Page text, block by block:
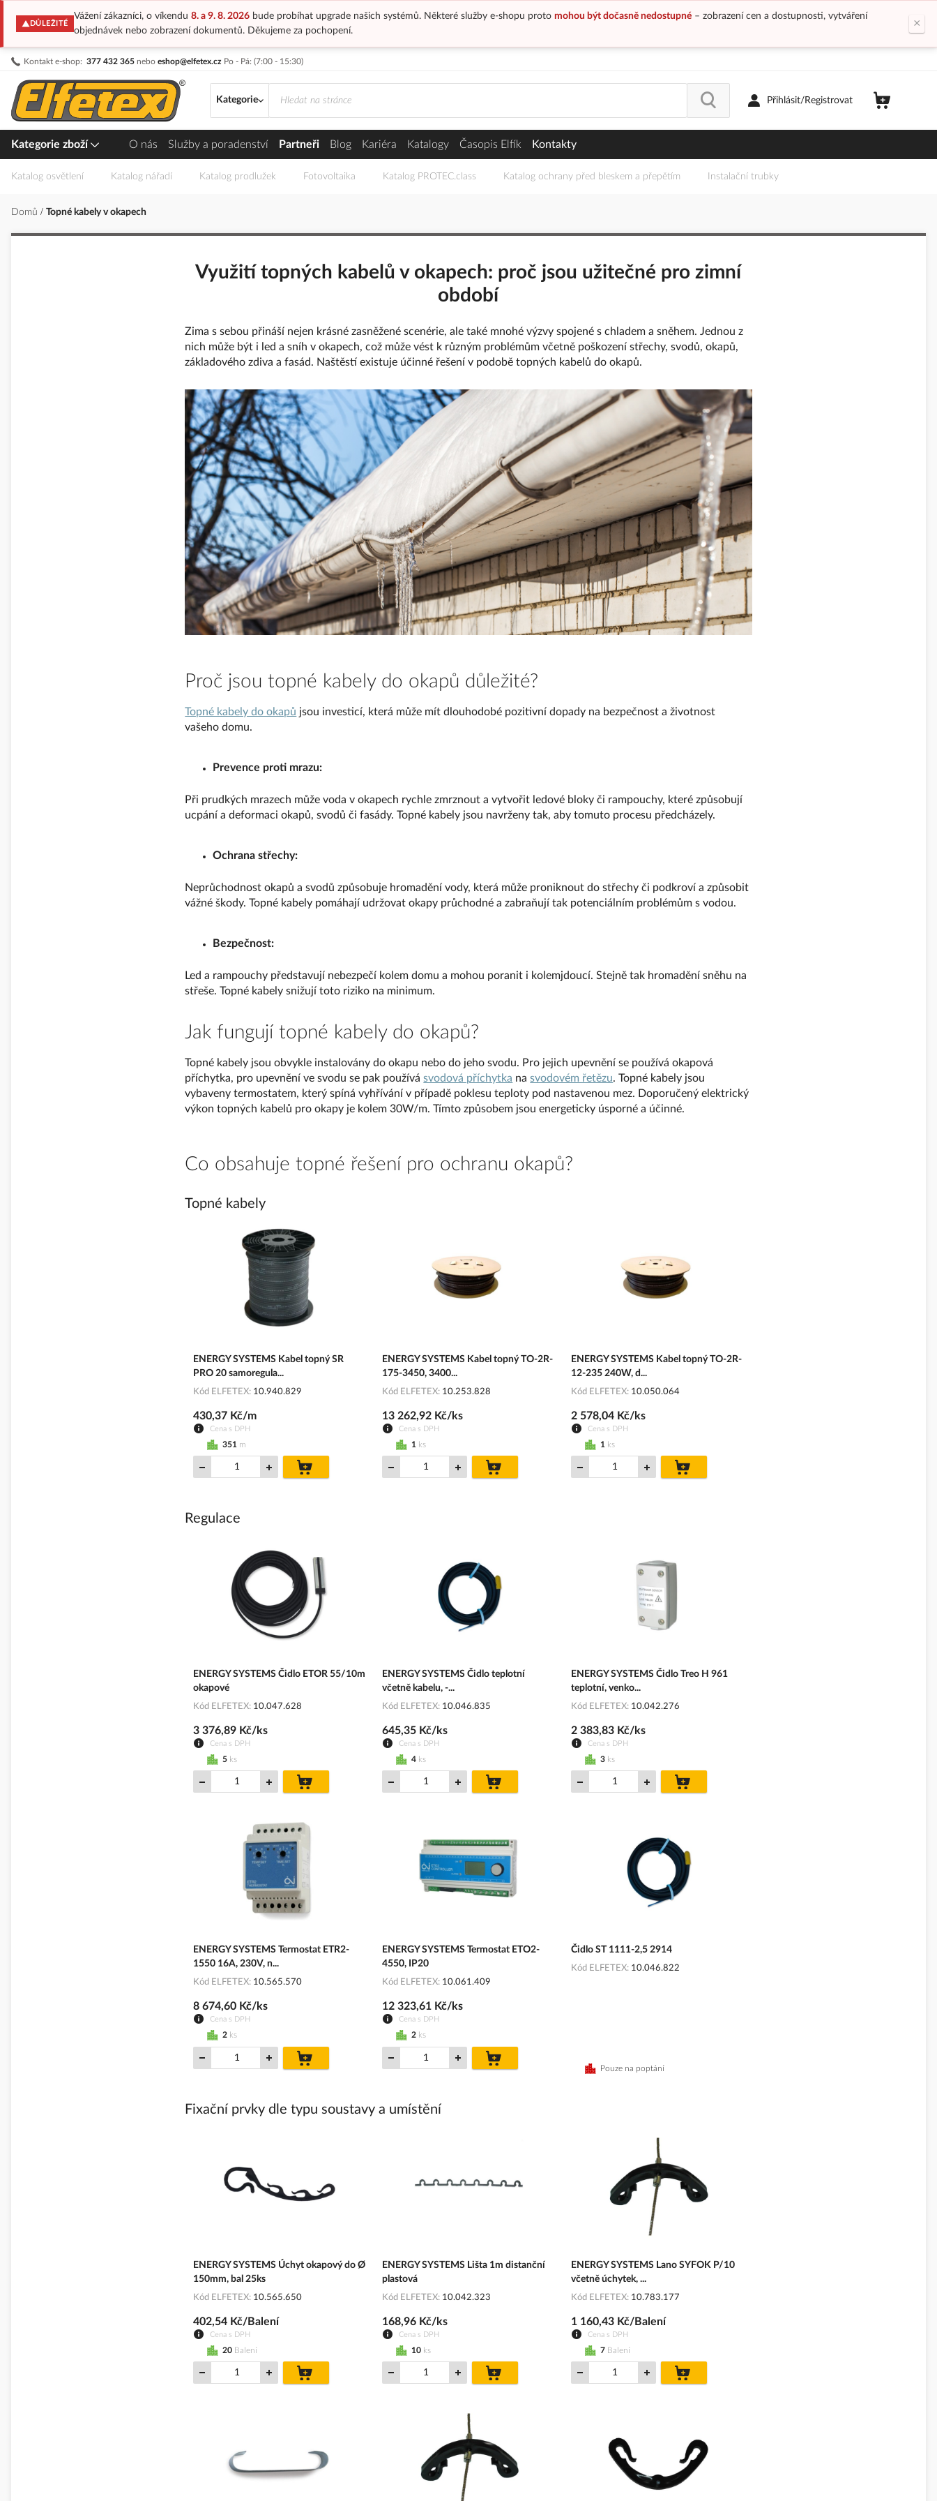
DŮLEŽITÉ
Vážení zákazníci, o víkendu 8. a 9. 8. 2026bude probíhat upgrade našich systémů. Některé služby e-shopu proto mohou být dočasně nedostupné– zobrazení cen a dostupnosti, vytváření
objednávek nebo zobrazení dokumentů. Děkujeme za pochopení.
×
Kontakt e-shop: 377 432 365 nebo eshop@elfetex.cz Po - Pá: (7:00 - 15:30)
Přejít
obsah
Kategorie
Přihlásit/Registrovat
Kategorie zboží O nás Služby a poradenství Partneři Blog Kariéra Katalogy Časopis Elfík Kontakty
Katalog osvětlení Katalog nářadí Katalog prodlužek Fotovoltaika Katalog PROTEC.class Katalog ochrany před bleskem a přepětím Instalační trubky
Domů Topné kabely v okapech
Využití topných kabelů v okapech: proč jsou užitečné pro zimní
období
Zima s sebou přináší nejen krásné zasněžené scenérie, ale také mnohé výzvy spojené s chladem a sněhem. Jednou z
nich může být i led a sníh v okapech, což může vést k různým problémům včetně poškození střechy, svodů, okapů,
základového zdiva a fasád. Naštěstí existuje účinné řešení v podobě topných kabelů do okapů.
Proč jsou topné kabely do okapů důležité?
Topné kabely do okapů jsou investicí, která může mít dlouhodobé pozitivní dopady na bezpečnost a životnost
vašeho domu.
Prevence proti mrazu:
Při prudkých mrazech může voda v okapech rychle zmrznout a vytvořit ledové bloky či rampouchy, které způsobují
ucpání a deformaci okapů, svodů či fasády. Topné kabely jsou navrženy tak, aby tomuto procesu předcházely.
Ochrana střechy:
Neprůchodnost okapů a svodů způsobuje hromadění vody, která může proniknout do střechy či podkroví a způsobit
vážné škody. Topné kabely pomáhají udržovat okapy průchodné a zabraňují tak potenciálním problémům s vodou.
Bezpečnost:
Led a rampouchy představují nebezpečí kolem domu a mohou poranit i kolemjdoucí. Stejně tak hromadění sněhu na
střeše. Topné kabely snižují toto riziko na minimum.
Jak fungují topné kabely do okapů?
Topné kabely jsou obvykle instalovány do okapu nebo do jeho svodu. Pro jejich upevnění se používá okapová
příchytka, pro upevnění ve svodu se pak používásvodová příchytka nasvodovém řetězu. Topné kabely jsou
vybaveny termostatem, který spíná vyhřívání v případě poklesu teploty pod nastavenou mez. Doporučený elektrický
výkon topných kabelů pro okapy je kolem 30W/m. Tímto způsobem jsou energeticky úsporné a účinné.
Co obsahuje topné řešení pro ochranu okapů?
Topné kabely
ENERGY SYSTEMS Kabel topný SR
PRO 20 samoregula...
Kód ELFETEX 10.940.829
Cena s DPH
430,37 Kč/m
351 m
košíku
ENERGY SYSTEMS Kabel topný TO-2R-
175-3450, 3400...
Kód ELFETEX 10.253.828
Cena s DPH
13 262,92 Kč/ks
1 ks
košíku
ENERGY SYSTEMS Kabel topný TO-2R-
12-235 240W, d...
Kód ELFETEX 10.050.064
Cena s DPH
2 578,04 Kč/ks
1 ks
košíku
Regulace
ENERGY SYSTEMS Čidlo ETOR 55/10m
okapové
Kód ELFETEX 10.047.628
Cena s DPH
3 376,89 Kč/ks
5 ks
košíku
ENERGY SYSTEMS Čidlo teplotní
včetně kabelu, -...
Kód ELFETEX 10.046.835
Cena s DPH
645,35 Kč/ks
4 ks
košíku
ENERGY SYSTEMS Čidlo Treo H 961
teplotní, venko...
Kód ELFETEX 10.042.276
Cena s DPH
2 383,83 Kč/ks
3 ks
košíku
ENERGY SYSTEMS Termostat ETR2-
1550 16A, 230V, n...
Kód ELFETEX 10.565.570
Cena s DPH
8 674,60 Kč/ks
2 ks
košíku
ENERGY SYSTEMS Termostat ETO2-
4550, IP20
Kód ELFETEX 10.061.409
Cena s DPH
12 323,61 Kč/ks
2 ks
košíku
Čidlo ST 1111-2,5 2914
Kód ELFETEX 10.046.822
Pouze na poptání
Fixační prvky dle typu soustavy a umístění
ENERGY SYSTEMS Úchyt okapový do Ø
150mm, bal 25ks
Kód ELFETEX 10.565.650
Cena s DPH
402,54 Kč/Balení
20 Balení
košíku
ENERGY SYSTEMS Lišta 1m distanční
plastová
Kód ELFETEX 10.042.323
Cena s DPH
168,96 Kč/ks
10 ks
košíku
ENERGY SYSTEMS Lano SYFOK P/10
včetně úchytek, ...
Kód ELFETEX 10.783.177
Cena s DPH
1 160,43 Kč/Balení
7 Balení
košíku